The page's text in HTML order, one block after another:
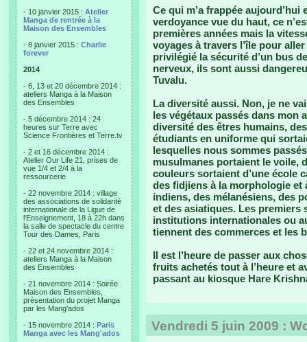
- 10 janvier 2015 : Atelier
Manga de rentrée à la
Maison des Ensembles
- 8 janvier 2015 : Charlie
forever
2014
- 6, 13 et 20 décembre 2014 :
ateliers Manga à la Maison
des Ensembles
- 5 décembre 2014 : 24
heures sur Terre avec
Science Frontières et Terre.tv
- 2 et 16 décembre 2014 :
Atelier Our Life 21, prises de
vue 1/4 et 2/4 à la
ressourcerie
- 22 novembre 2014 : village
des associations de solidarité
internationale de la Ligue de
l'Enseignement, 18 à 22h dans
la salle de spectacle du centre
Tour des Dames, Paris
- 22 et 24 novembre 2014 :
ateliers Manga à la Maison
des Ensembles
- 21 novembre 2014 : Soirée
Maison des Ensembles,
présentation du projet Manga
par les Mang'ados
- 15 novembre 2014 : Paris
Manga avec les Mang'ados
Ce qui m’a frappée
verdoyance vue du haut, ce
premières années mais la
voyages à travers l’île pour
privilégié la sécurité d’un bus
nerveux, ils sont aussi
Tuvalu.
La diversité aussi. Non, je ne
les végétaux passés dans mon
diversité des êtres humains,
étudiants en uniforme qui
lesquelles nous sommes
musulmanes portaient le voile,
couleurs sortaient d’une école
des fidjiens à la morphologie
indiens, des mélanésiens, des
et des asiatiques. Les
institutions internationales ou
tiennent des commerces et les
Il est l’heure de passer aux
fruits achetés tout à l’heure et
passant au kiosque Hare
Vendredi 5 juin 2009 :